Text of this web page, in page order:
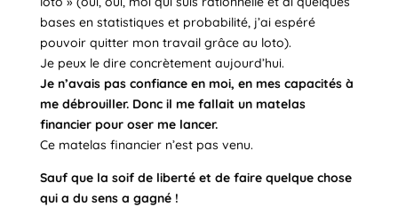
bases en statistiques et probabilité, j’ai espéré
pouvoir quitter mon travail grâce au loto).
Je peux le dire concrètement aujourd’hui.
Je n’avais pas confiance en moi, en mes capacités à
me débrouiller. Donc il me fallait un matelas
financier pour oser me lancer.
Ce matelas financier n’est pas venu.
Sauf que la soif de liberté et de faire quelque chose
qui a du sens a gagné !